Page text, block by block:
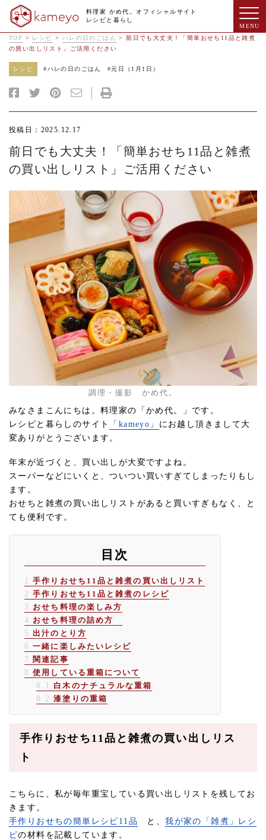
料理家 かめ代。オフィシャルサイト
レシピと暮らし
TOP > レシピ > ハレの日のごはん >前日でも大丈夫！「簡単おせち11品と雑煮
の買い出しリスト」ご活用ください
レシピ #ハレの日のごはん #元日（1月1日）
投稿日：2025.12.17
前日でも大丈夫！「簡単おせち11品と雑煮
の買い出しリスト」ご活用ください
調理・撮影 かめ代。
みなさまこんにちは。料理家の「かめ代。」です。
レシピと暮らしのサイト
「kameyo」 にお越し頂きまして大
変ありがとうございます。
年末が近づくと、買い出しが大変ですよね。
スーパーなどにいくと、ついつい買いすぎてしまったりもし
ます。
おせちと雑煮の買い出しリストがあると買いすぎもなく、と
ても便利です。
目次
1
手作りおせち11品と雑煮の買い出しリスト
2 手作りおせち11品と雑煮のレシピ
3 おせち料理の楽しみ方
4 おせち料理の詰め方
5 出汁のとり方
6 一緒に楽しみたいレシピ
7 関連記事
8 使用している重箱について
8.1
白木のナチュラルな重箱
8.2 漆塗りの重箱
手作りおせち11品と雑煮の買い出しリス
ト
こちらに、私が毎年重宝している買い出しリストを残してお
きます。
手作りおせちの簡単レシピ11品
と、我が家の「雑煮」レシ
ピの材料を記載しています。